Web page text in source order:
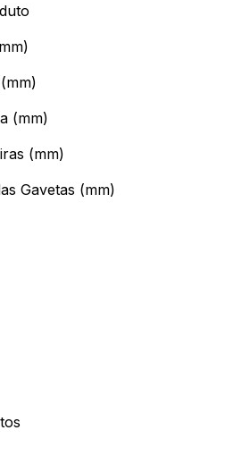
(mm)
(mm)
Gavetas (mm)